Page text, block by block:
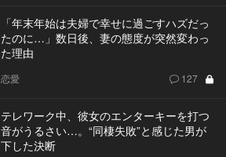
「年末年始は夫婦で幸せに過ごすハズだっ
たのに…」数日後、妻の態度が突然変わっ
た理由
恋愛 127
テレワーク中、彼女のエンターキーを打つ
音がうるさい…。“同棲失敗”と感じた男が
下した決断